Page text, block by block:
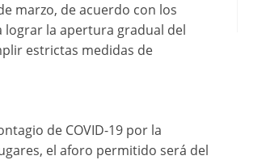
de marzo, de acuerdo con los
lograr la apertura gradual del
estrictas medidas de
de COVID-19 por la
el aforo permitido será del